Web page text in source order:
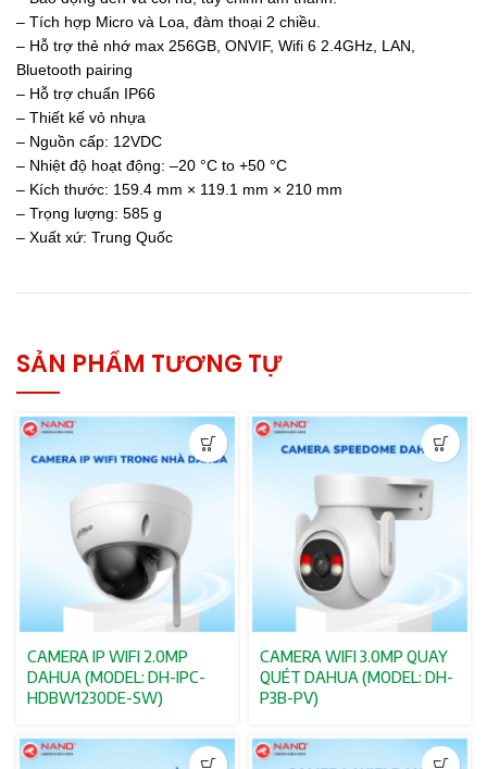
– Tích hợp Micro và Loa, đàm thoại 2 chiều.
– Hỗ trợ thẻ nhớ max 256GB, ONVIF, Wifi 6 2.4GHz, LAN,
Bluetooth pairing
– Hỗ trợ chuẩn IP66
– Thiết kế vỏ nhựa
– Nguồn cấp: 12VDC
– Nhiệt độ hoạt động: –20 °C to +50 °C
– Kích thước: 159.4 mm × 119.1 mm × 210 mm
– Trọng lượng: 585 g
– Xuất xứ: Trung Quốc
SẢN PHẨM TƯƠNG TỰ
CAMERA IP WIFI 2.0MP
DAHUA (MODEL: DH-IPC-
HDBW1230DE-SW)
CAMERA WIFI 3.0MP QUAY
QUÉT DAHUA (MODEL: DH-
P3B-PV)